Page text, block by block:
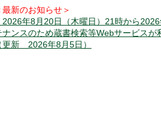
最新のお知らせ＞
2026年8月20日（木曜日）21時から
ナンスのため蔵書検索等Webサービスが
更新 2026年8月5日）